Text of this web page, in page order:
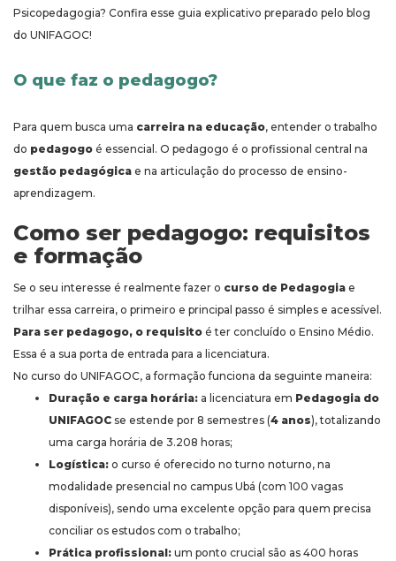
Psicopedagogia? Confira esse guia explicativo preparado pelo blog
do UNIFAGOC!
O que faz o pedagogo?
Para quem busca uma carreira na educação, entender o trabalho
do pedagogo é essencial. O pedagogo é o profissional central na
gestão pedagógica e na articulação do processo de ensino-
aprendizagem.
Como ser pedagogo: requisitos
e formação
Se o seu interesse é realmente fazer o curso de Pedagogia e
trilhar essa carreira, o primeiro e principal passo é simples e acessível.
Para ser pedagogo, o requisito é ter concluído o Ensino Médio.
Essa é a sua porta de entrada para a licenciatura.
No curso do UNIFAGOC, a formação funciona da seguinte maneira:
Duração e carga horária: a licenciatura em Pedagogia do
UNIFAGOC se estende por 8 semestres (4 anos), totalizando
uma carga horária de 3.208 horas;
Logística: o curso é oferecido no turno noturno, na
modalidade presencial no campus Ubá (com 100 vagas
disponíveis), sendo uma excelente opção para quem precisa
conciliar os estudos com o trabalho;
Prática profissional: um ponto crucial são as 400 horas